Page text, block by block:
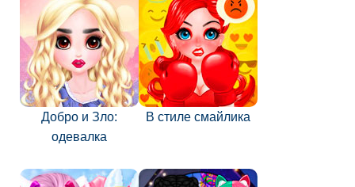
Добро и Зло:
одевалка
В стиле смайлика